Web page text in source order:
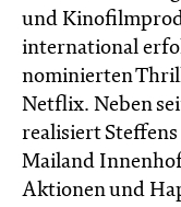
und
international
nominierten
Netflix. Neben
realisiert
Mailand
Aktionen und